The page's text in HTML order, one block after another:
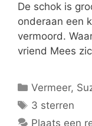
De schok is
onderaan een
vermoord.
vriend Mees
Categorieën
Vermeer,
Tags
3 sterren
Plaats een